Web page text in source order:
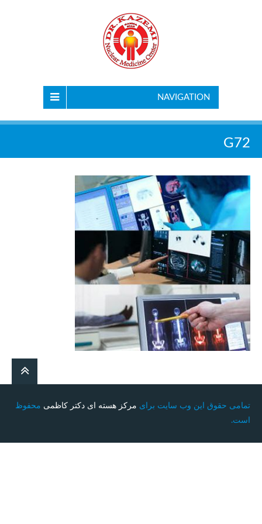
NAVIGATION
G72
تمامی حقوق این وب سایت برای مرکز هسته ای دکتر کاظمی محفوظ
است.